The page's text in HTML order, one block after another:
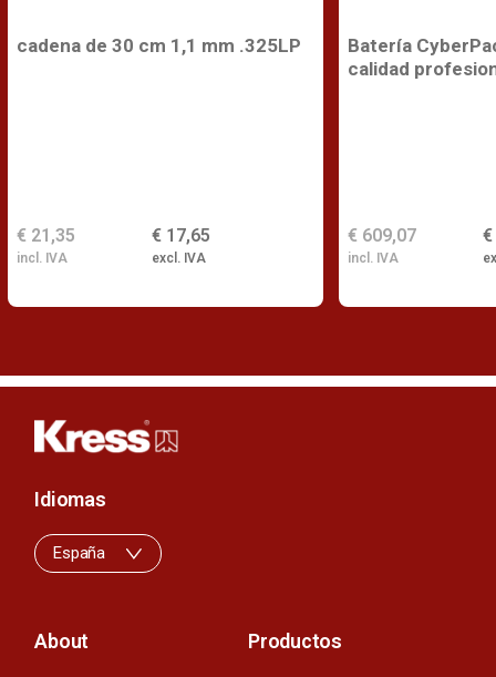
cadena de 30 cm 1,1 mm .325LP
€ 17,65
excl. IVA
€ 21,35
incl. IVA
Batería
calidad
€
€ 609,07
incl. IVA
About Productos
Idiomas
España